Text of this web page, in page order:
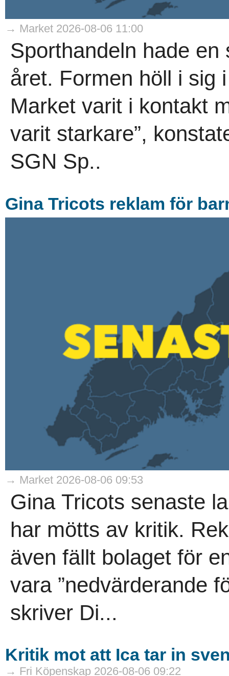
→ Market 2026-08-06 11:00
Sporthandeln hade
året. Formen höll i sig
Market varit i kontakt
varit starkare”,
SGN Sp..
Gina Tricots reklam för
→ Market 2026-08-06 09:53
Gina Tricots senaste
har mötts av kritik.
även fällt bolaget för
vara ”nedvärderande
skriver Di...
Kritik mot att Ica tar in
→ Fri Köpenskap 2026-08-06 09:22